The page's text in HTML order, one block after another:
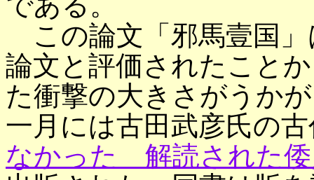
この論文「邪馬壹国
論文と評価されたこと
た衝撃の大きさがうか
一月には古田武彦氏の
なかった 解読された倭